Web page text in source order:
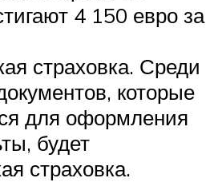
4 150 евро за
страховка. Среди
которые
для оформления
будет
страховка.